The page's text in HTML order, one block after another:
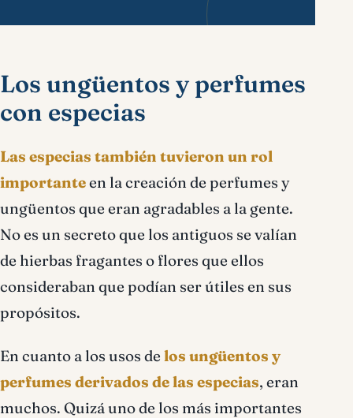
Los ungüentos y perfumes
con especias
Las especias también tuvieron un rol
importanteen la creación de perfumes y
ungüentos que eran agradables a la gente.
No es un secreto que los antiguos se valían
de hierbas fragantes o flores que ellos
consideraban que podían ser útiles en sus
propósitos.
En cuanto a los usos de los ungüentos y
perfumes derivados de las especias, eran
muchos. Quizá uno de los más importantes